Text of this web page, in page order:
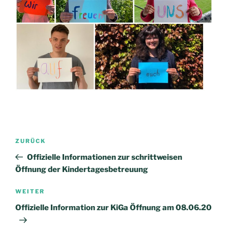
Beitrags-
Vorheriger
Beitrag
ZURÜCK
Offizielle Informationen zur schrittweisen
Öffnung der Kindertagesbetreuung
Nächster
Beitrag
WEITER
Offizielle Information zur KiGa Öffnung am 08.06.20